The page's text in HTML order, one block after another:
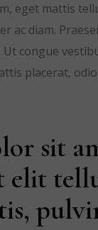
eget mattis
ac diam.
Ut congue
placerat,
sit